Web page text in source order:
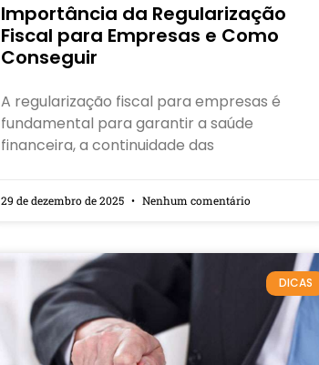
Importância da Regularização
Fiscal para Empresas e Como
Conseguir
A regularização fiscal para empresas é
fundamental para garantir a saúde
financeira, a continuidade das
29 de dezembro de 2025 Nenhum comentário
DICAS